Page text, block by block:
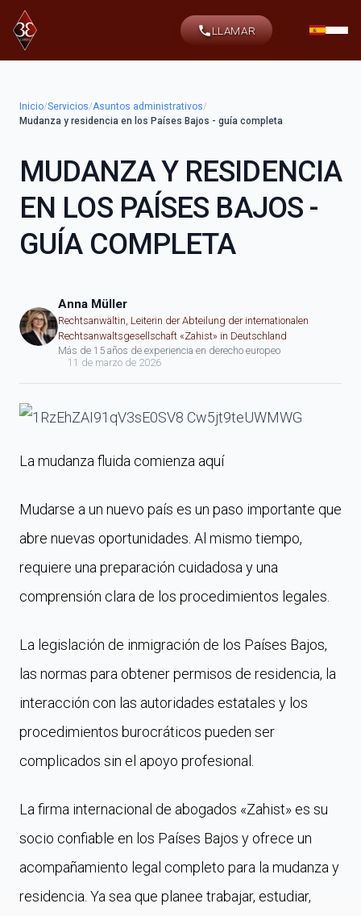
LLAMAR
Inicio/Servicios/Asuntos administrativos/
Mudanza y residencia en los Países Bajos - guía completa
MUDANZA Y RESIDENCIA
EN LOS PAÍSES BAJOS -
GUÍA COMPLETA
Anna Müller
Rechtsanwältin, Leiterin der Abteilung der internationalen
Rechtsanwaltsgesellschaft «Zahist» in Deutschland
Más de 15 años de experiencia en derecho europeo
11 de marzo de 2026
La mudanza fluida comienza aquí
Mudarse a un nuevo país es un paso importante que
abre nuevas oportunidades. Al mismo tiempo,
requiere una preparación cuidadosa y una
comprensión clara de los procedimientos legales.
La legislación de inmigración de los Países Bajos,
las normas para obtener permisos de residencia, la
interacción con las autoridades estatales y los
procedimientos burocráticos pueden ser
complicados sin el apoyo profesional.
La firma internacional de abogados «Zahist» es su
socio confiable en los Países Bajos y ofrece un
acompañamiento legal completo para la mudanza y
residencia. Ya sea que planee trabajar, estudiar,